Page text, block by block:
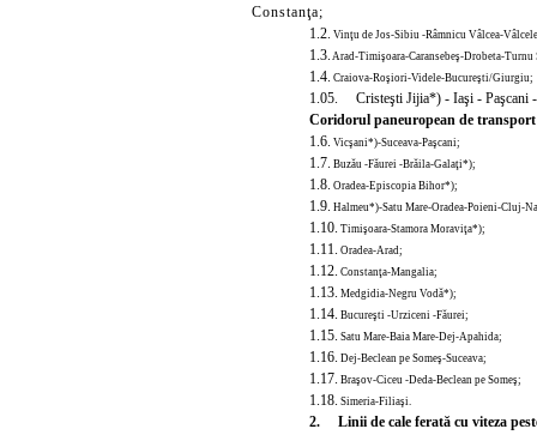
Constanţa;
1.2. Vinţu de Jos-Sibiu -Râmnicu Vâlcea-
1.3. Arad-Timişoara-Caransebeş-Drobeta-Turnu
1.4. Craiova-Roşiori-Videle-Bucureşti/Giurgiu;
1.05. Cristeşti Jijia*) - Iaşi - Paşcani -
Coridorul paneuropean de
1.6. Vicşani*)-Suceava-Paşcani;
1.7. Buzău -Făurei -Brăila-Galaţi*);
1.8. Oradea-Episcopia Bihor*);
1.9. Halmeu*)-Satu Mare-Oradea-Poieni-Cluj-
1.10. Timişoara-Stamora Moraviţa*);
1.11. Oradea-Arad;
1.12. Constanţa-Mangalia;
1.13. Medgidia-Negru Vodă*);
1.14. Bucureşti -Urziceni -Făurei;
1.15. Satu Mare-Baia Mare-Dej-Apahida;
1.16. Dej-Beclean pe Someş-Suceava;
1.17. Braşov-Ciceu -Deda-Beclean pe Someş;
1.18. Simeria-Filiaşi.
2. Linii de cale ferată cu viteza